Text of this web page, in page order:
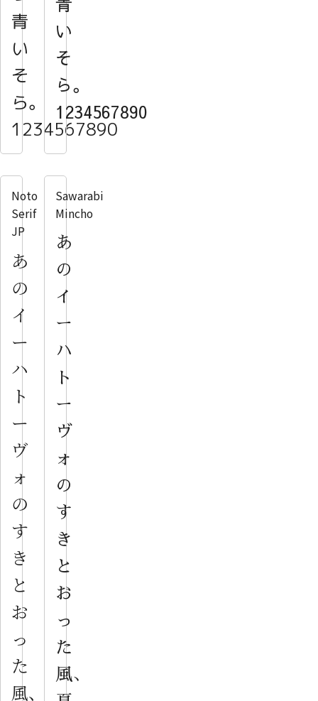
青
い
そ
ら。
1234567890
い
そ
ら。
1234567890
Noto
Serif
JP
あ
の
イ
ー
ハ
ト
ー
ヴ
ォ
の
す
き
と
お
っ
た
風、
Sawarabi
Mincho
あ
の
イ
ー
ハ
ト
ー
ヴ
ォ
の
す
き
と
お
っ
た
風、